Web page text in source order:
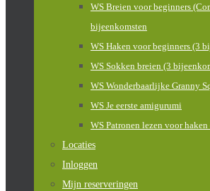
WS Breien voor beginners
bijeenkomsten
WS Haken voor beginners (3
WS Sokken breien (3
WS Wonderbaarlijke Granny
WS Je eerste amigurumi
WS Patronen lezen voor haken
Locaties
Inloggen
Mijn reserveringen